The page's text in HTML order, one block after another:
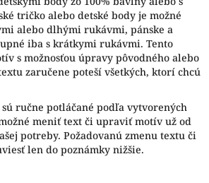
tričko alebo detské body je možné
alebo dlhými rukávmi, pánske a
iba s krátkymi rukávmi. Tento
s možnosťou úpravy pôvodného alebo
zaručene poteší všetkých, ktorí chcú
ručne potláčané podľa vytvorených
meniť text či upraviť motív už od
potreby. Požadovanú zmenu textu či
len do poznámky nižšie.